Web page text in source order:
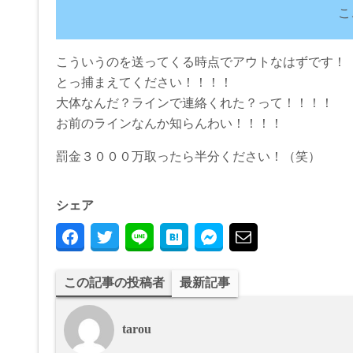
こういうのを送ってくる時点でアウトなはずです！
とっ捕まえてください！！！！
大体なんだ？ラインで連絡くれた？って！！！！
お前のラインなんか知らんわい！！！！
罰金３０００万取ったら半分ください！（笑）
シェア
この記事の投稿者 最新記事
tarou